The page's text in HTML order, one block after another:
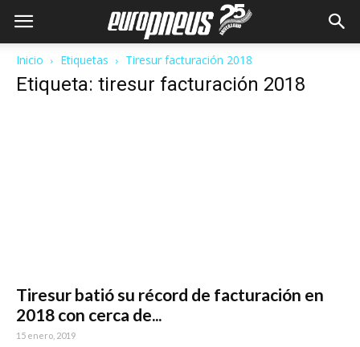
Inicio Etiquetas Tiresur facturación 2018
Etiqueta: tiresur facturación 2018
Tiresur batió su récord de facturación en
2018 con cerca de...
15 enero, 2019